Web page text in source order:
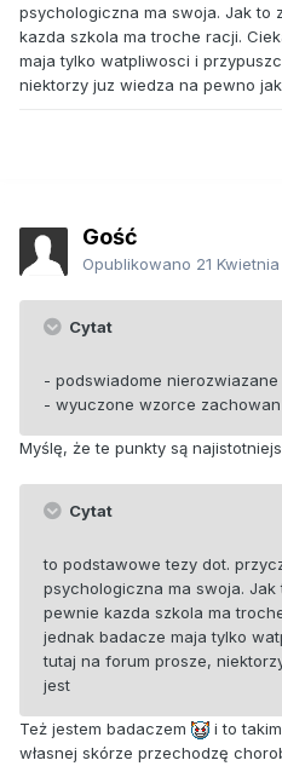
psychologiczna ma swoja. Jak to
kazda szkola ma troche racji.
maja tylko watpliwosci i
niektorzy juz wiedza na pewno
Gość
Opublikowano 21 Kwietnia
Cytat
- podswiadome
- wyuczone wzorce zachowan
Myślę, że te punkty są
Cytat
to podstawowe tezy dot.
psychologiczna ma swoja.
pewnie kazda szkola ma
jednak badacze maja tylko
tutaj na forum prosze,
jest
Też jestem badaczem
i to
własnej skórze przechodzę